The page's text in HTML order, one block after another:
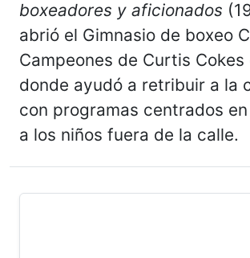
boxeadores y aficionados
abrió el Gimnasio de boxeo
Campeones de Curtis Cokes
donde ayudó a retribuir a la
con programas centrados
a los niños fuera de la calle.